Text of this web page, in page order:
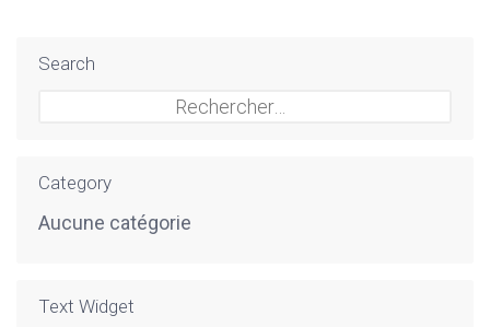
Search
Category
Aucune catégorie
Text Widget